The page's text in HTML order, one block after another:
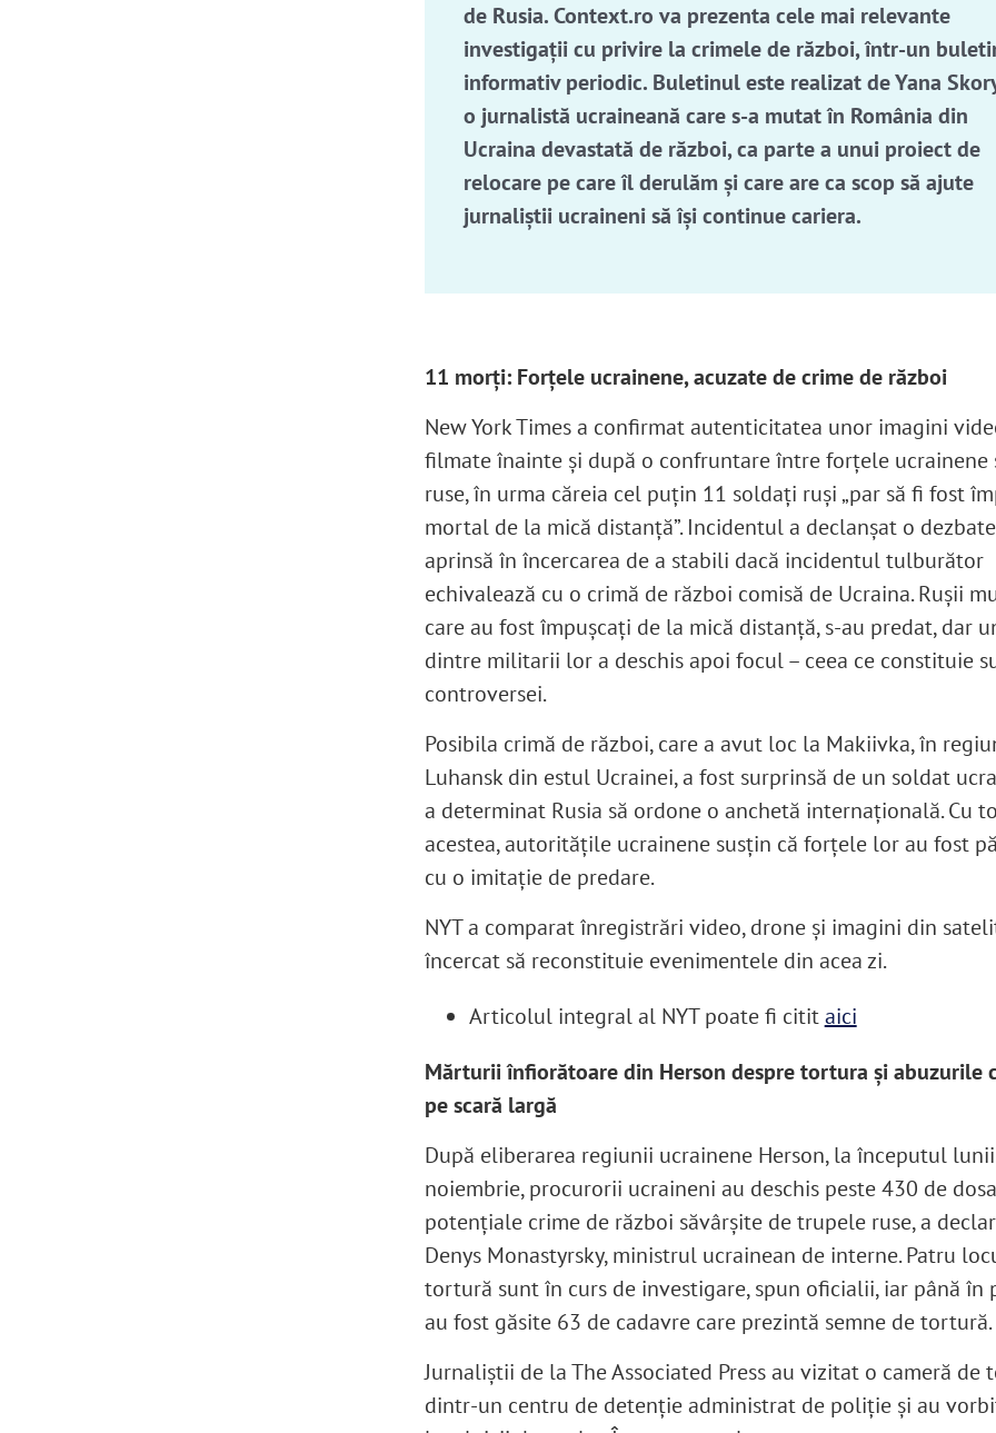
de Rusia. Context.ro va prezenta cele mai relevante
investigații cu privire la crimele de război, într-un
informativ periodic. Buletinul este realizat de Yana
o jurnalistă ucraineană care s-a mutat în România din
Ucraina devastată de război, ca parte a unui proiect de
relocare pe care îl derulăm și care are ca scop să ajute
jurnaliștii ucraineni să își continue cariera.
11 morți: Forțele ucrainene, acuzate de crime de război
New York Times a confirmat autenticitatea unor imagini
filmate înainte și după o confruntare între forțele ucrainene
ruse, în urma căreia cel puțin 11 soldați ruși „par să fi fost
mortal de la mică distanță”. Incidentul a declanșat o
aprinsă în încercarea de a stabili dacă incidentul tulburător
echivalează cu o crimă de război comisă de Ucraina. Rușii
care au fost împușcați de la mică distanță, s-au predat, dar
dintre militarii lor a deschis apoi focul – ceea ce constituie
controversei.
Posibila crimă de război, care a avut loc la Makiivka, în
Luhansk din estul Ucrainei, a fost surprinsă de un soldat
a determinat Rusia să ordone o anchetă internațională. Cu
acestea, autoritățile ucrainene susțin că forțele lor au fost
cu o imitație de predare.
NYT a comparat înregistrări video, drone și imagini din
încercat să reconstituie evenimentele din acea zi.
Articolul integral al NYT poate fi cititaici
Mărturii înfiorătoare din Herson despre tortura și abuzurile
pe scară largă
După eliberarea regiunii ucrainene Herson, la începutul lunii
noiembrie, procurorii ucraineni au deschis peste 430 de
potențiale crime de război săvârșite de trupele ruse, a
Denys Monastyrsky, ministrul ucrainean de interne. Patru
tortură sunt în curs de investigare, spun oficialii, iar până în
au fost găsite 63 de cadavre care prezintă semne de tortură.
Jurnaliștii de la The Associated Press au vizitat o cameră de
dintr-un centru de detenție administrat de poliție și au